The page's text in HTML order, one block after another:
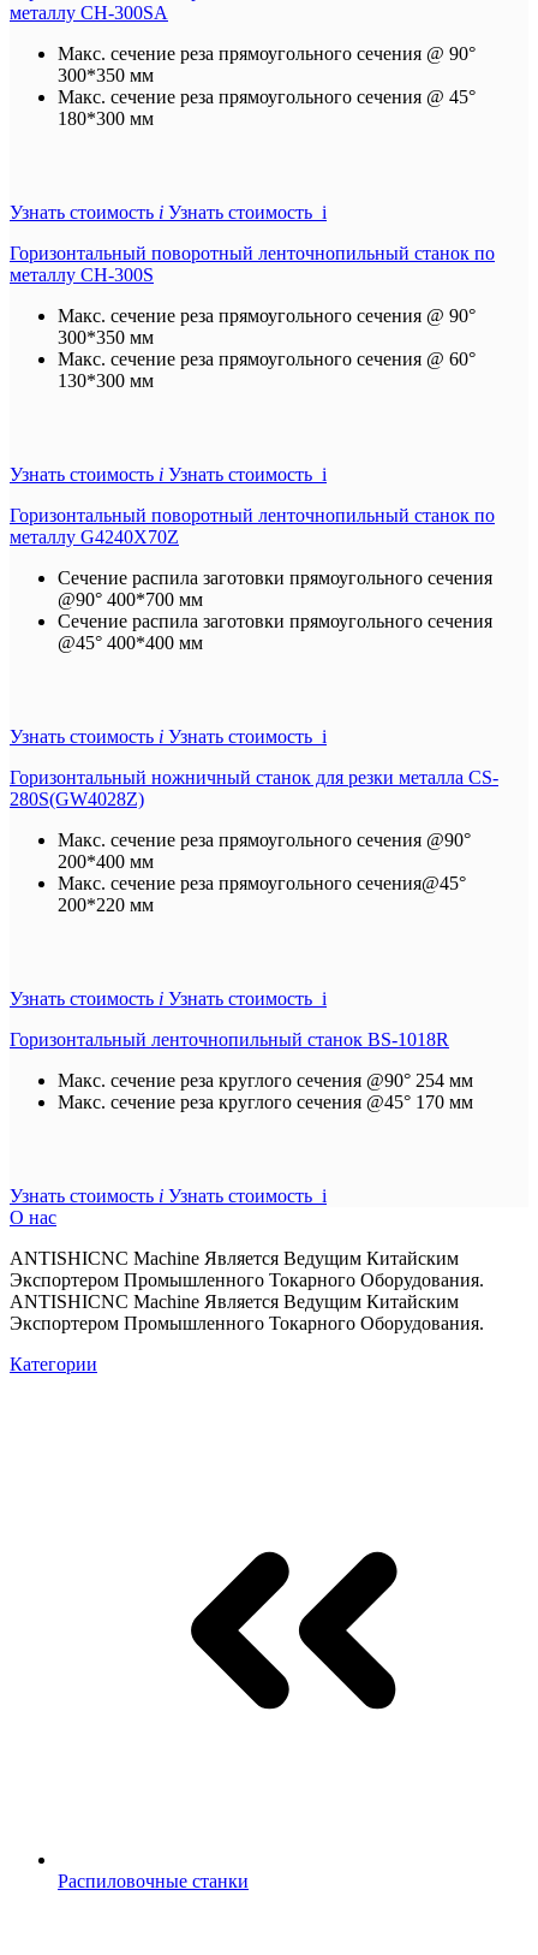
металлу CH-300SA
Макс. сечение реза прямоугольного сечения @ 90°
300*350 мм
Макс. сечение реза прямоугольного сечения @ 45°
180*300 мм
Узнать стоимость i Узнать стоимость i
Горизонтальный поворотный ленточнопильный станок по
металлу CH-300S
Макс. сечение реза прямоугольного сечения @ 90°
300*350 мм
Макс. сечение реза прямоугольного сечения @ 60°
130*300 мм
Узнать стоимость i Узнать стоимость i
Горизонтальный поворотный ленточнопильный станок по
металлу G4240X70Z
Сечение распила заготовки прямоугольного сечения
@90° 400*700 мм
Сечение распила заготовки прямоугольного сечения
@45° 400*400 мм
Узнать стоимость i Узнать стоимость i
Горизонтальный ножничный станок для резки металла CS-
280S(GW4028Z)
Макс. сечение реза прямоугольного сечения @90°
200*400 мм
Макс. сечение реза прямоугольного сечения@45°
200*220 мм
Узнать стоимость i Узнать стоимость i
Горизонтальный ленточнопильный станок BS-1018R
Макс. сечение реза круглого сечения @90° 254 мм
Макс. сечение реза круглого сечения @45° 170 мм
Узнать стоимость i Узнать стоимость i
О нас
ANTISHICNC Machine Является Ведущим Китайским
Экспортером Промышленного Токарного Оборудования.
ANTISHICNC Machine Является Ведущим Китайским
Экспортером Промышленного Токарного Оборудования.
Категории
Распиловочные станки